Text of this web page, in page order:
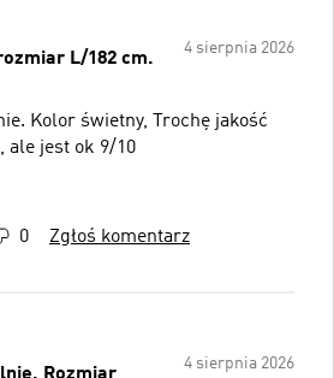
4 sierpnia 2026
L/182 cm.
ale jest ok 9/10
0 Zgłoś komentarz
4 sierpnia 2026
Rozmiar